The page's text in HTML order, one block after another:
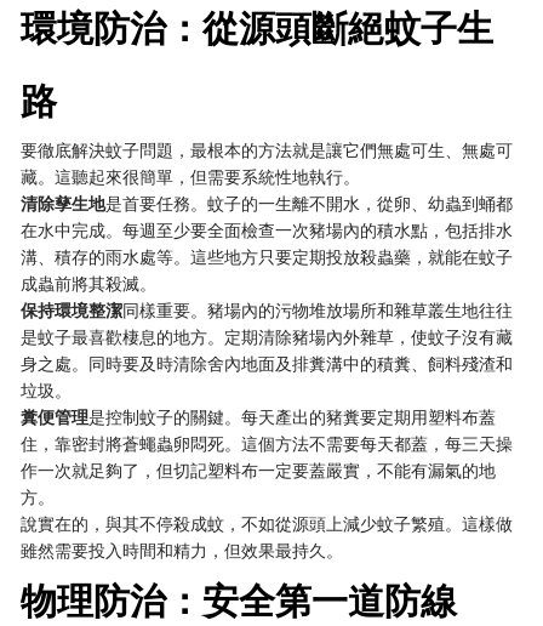
環境防治：從源頭斷絕蚊子生
路
要徹底解決蚊子問題，最根本的方法就是讓它們無處可生、無處可
藏。這聽起來很簡單，但需要系統性地執行。
清除孳生地是首要任務。蚊子的一生離不開水，從卵、幼蟲到蛹都
在水中完成。每週至少要全面檢查一次豬場內的積水點，包括排水
溝、積存的雨水處等。這些地方只要定期投放殺蟲藥，就能在蚊子
成蟲前將其殺滅。
保持環境整潔同樣重要。豬場內的污物堆放場所和雜草叢生地往往
是蚊子最喜歡棲息的地方。定期清除豬場內外雜草，使蚊子沒有藏
身之處。同時要及時清除舍內地面及排糞溝中的積糞、飼料殘渣和
垃圾。
糞便管理是控制蚊子的關鍵。每天產出的豬糞要定期用塑料布蓋
住，靠密封將蒼蠅蟲卵悶死。這個方法不需要每天都蓋，每三天操
作一次就足夠了，但切記塑料布一定要蓋嚴實，不能有漏氣的地
方。
說實在的，與其不停殺成蚊，不如從源頭上減少蚊子繁殖。這樣做
雖然需要投入時間和精力，但效果最持久。
物理防治：安全第一道防線